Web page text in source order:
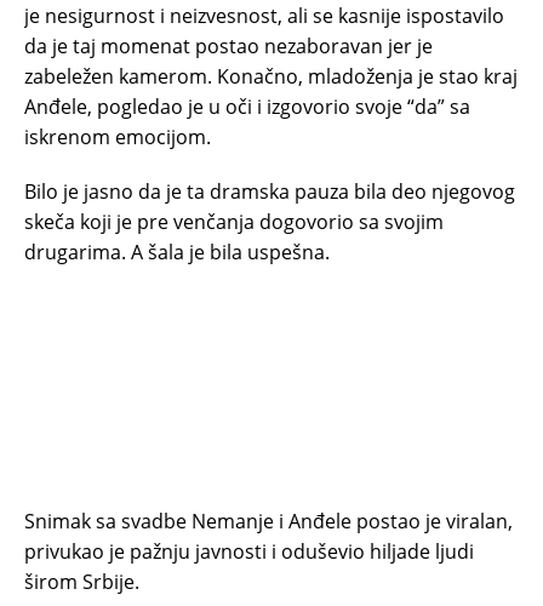
je nesigurnost i neizvesnost, ali se kasnije ispostavilo
da je taj momenat postao nezaboravan jer je
zabeležen kamerom. Konačno, mladoženja je stao kraj
Anđele, pogledao je u oči i izgovorio svoje “da” sa
iskrenom emocijom.
Bilo je jasno da je ta dramska pauza bila deo njegovog
skeča koji je pre venčanja dogovorio sa svojim
drugarima. A šala je bila uspešna.
Snimak sa svadbe Nemanje i Anđele postao je viralan,
privukao je pažnju javnosti i oduševio hiljade ljudi
širom Srbije.